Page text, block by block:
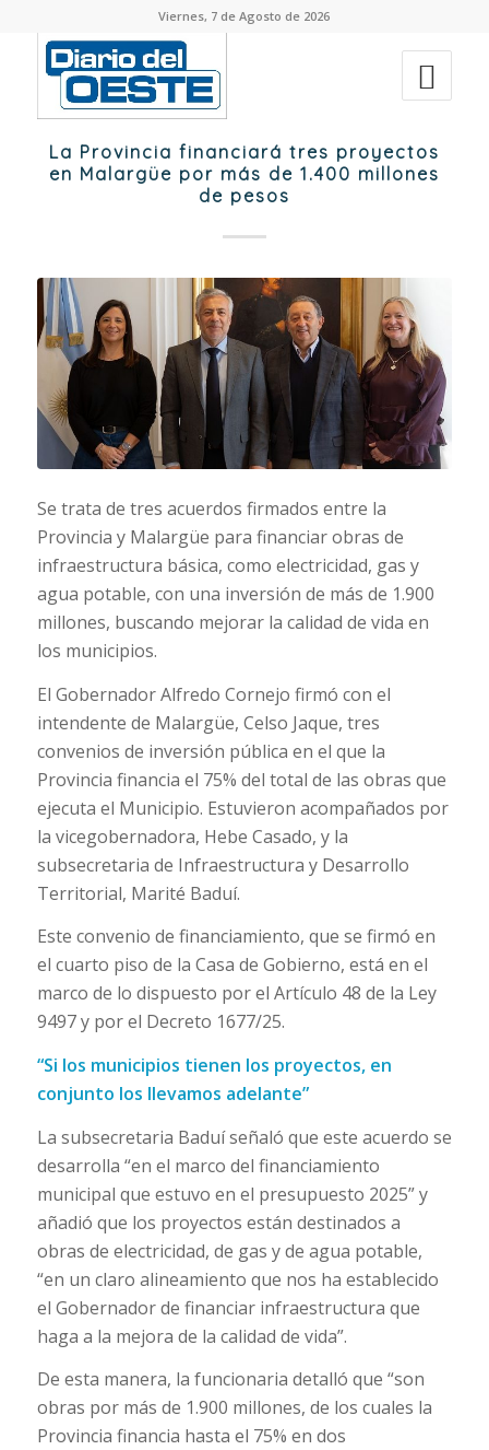
Viernes, 7 de Agosto de 2026
La Provincia financiará tres proyectos
en Malargüe por más de 1.400 millones
de pesos
Se trata de tres acuerdos firmados entre la
Provincia y Malargüe para financiar obras de
infraestructura básica, como electricidad, gas y
agua potable, con una inversión de más de 1.900
millones, buscando mejorar la calidad de vida en
los municipios.
El Gobernador Alfredo Cornejo firmó con el
intendente de Malargüe, Celso Jaque, tres
convenios de inversión pública en el que la
Provincia financia el 75% del total de las obras que
ejecuta el Municipio. Estuvieron acompañados por
la vicegobernadora, Hebe Casado, y la
subsecretaria de Infraestructura y Desarrollo
Territorial, Marité Baduí.
Este convenio de financiamiento, que se firmó en
el cuarto piso de la Casa de Gobierno, está en el
marco de lo dispuesto por el Artículo 48 de la Ley
9497 y por el Decreto 1677/25.
“Si los municipios tienen los proyectos, en
conjunto los llevamos adelante”
La subsecretaria Baduí señaló que este acuerdo se
desarrolla “en el marco del financiamiento
municipal que estuvo en el presupuesto 2025” y
añadió que los proyectos están destinados a
obras de electricidad, de gas y de agua potable,
“en un claro alineamiento que nos ha establecido
el Gobernador de financiar infraestructura que
haga a la mejora de la calidad de vida”.
De esta manera, la funcionaria detalló que “son
obras por más de 1.900 millones, de los cuales la
Provincia financia hasta el 75% en dos